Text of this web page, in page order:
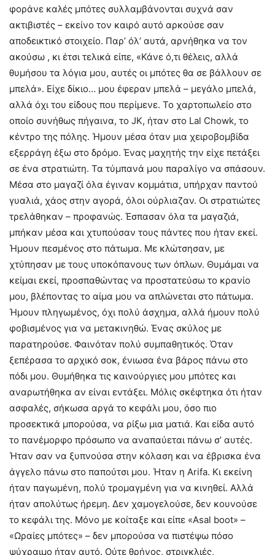
φοράνε καλές μπότες συλλαμβάνονται συχνά σαν
ακτιβιστές – εκείνο τον καιρό αυτό αρκούσε σαν
αποδεικτικό στοιχείο. Παρ’ όλ’ αυτά, αρνήθηκα να τον
ακούσω , κι έτσι τελικά είπε, «Κάνε ό,τι θέλεις, αλλά
θυμήσου τα λόγια μου, αυτές οι μπότες θα σε βάλλουν σε
μπελά». Είχε δίκιο… μου έφεραν μπελά – μεγάλο μπελά,
αλλά όχι του είδους που περίμενε. Το χαρτοπωλείο στο
οποίο συνήθως πήγαινα, το JK, ήταν στο Lal Chowk, το
κέντρο της πόλης. Ήμουν μέσα όταν μια χειροβομβίδα
εξερράγη έξω στο δρόμο. Ένας μαχητής την είχε πετάξει
σε ένα στρατιώτη. Τα τύμπανά μου παραλίγο να σπάσουν.
Μέσα στο μαγαζί όλα έγιναν κομμάτια, υπήρχαν παντού
γυαλιά, χάος στην αγορά, όλοι ούρλιαζαν. Οι στρατιώτες
τρελάθηκαν – προφανώς. Έσπασαν όλα τα μαγαζιά,
μπήκαν μέσα και χτυπούσαν τους πάντες που ήταν εκεί.
Ήμουν πεσμένος στο πάτωμα. Με κλώτσησαν, με
χτύπησαν με τους υποκόπανους των όπλων. Θυμάμαι να
κείμαι εκεί, προσπαθώντας να προστατεύσω το κρανίο
μου, βλέποντας το αίμα μου να απλώνεται στο πάτωμα.
Ήμουν πληγωμένος, όχι πολύ άσχημα, αλλά ήμουν πολύ
φοβισμένος για να μετακινηθώ. Ένας σκύλος με
παρατηρούσε. Φαινόταν πολύ συμπαθητικός. Όταν
ξεπέρασα το αρχικό σοκ, ένιωσα ένα βάρος πάνω στο
πόδι μου. Θυμήθηκα τις καινούργιες μου μπότες και
αναρωτήθηκα αν είναι εντάξει. Μόλις σκέφτηκα ότι ήταν
ασφαλές, σήκωσα αργά το κεφάλι μου, όσο πιο
προσεκτικά μπορούσα, να ρίξω μια ματιά. Και είδα αυτό
το πανέμορφο πρόσωπο να αναπαύεται πάνω σ’ αυτές.
Ήταν σαν να ξυπνούσα στην κόλαση και να έβρισκα ένα
άγγελο πάνω στο παπούτσι μου. Ήταν η Arifa. Κι εκείνη
ήταν παγωμένη, πολύ τρομαγμένη για να κινηθεί. Αλλά
ήταν απολύτως ήρεμη. Δεν χαμογελούσε, δεν κουνούσε
το κεφάλι της. Μόνο με κοίταξε και είπε «Asal boot» –
«Ωραίες μπότες» – δεν μπορούσα να πιστέψω πόσο
ψύχραιμο ήταν αυτό. Ούτε θρήνος, στριγκλιές,